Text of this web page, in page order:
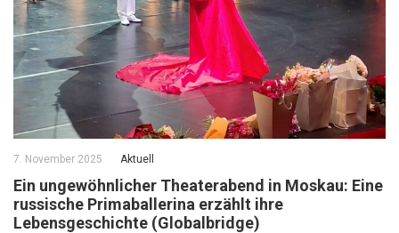
7. November 2025 Aktuell
Ein ungewöhnlicher Theaterabend in Moskau: Eine
russische Primaballerina erzählt ihre
Lebensgeschichte (Globalbridge)